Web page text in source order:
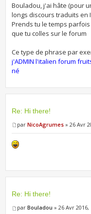
Bouladou, j'ai hâte (pour
longs discours traduits en
Prends tu le temps
que tu colles sur le forum
Ce type de phrase par
j'ADMIN l'italien forum
né
Re: Hi there!
parNicoAgrumes » 26 Avr
Re: Hi there!
parBouladou » 26 Avr 2016,